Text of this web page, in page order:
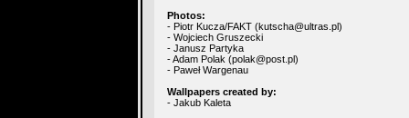
Photos:
- Piotr Kucza/FAKT (kutscha@ultras.pl)
- Wojciech Gruszecki
- Janusz Partyka
- Adam Polak (polak@post.pl)
- Paweł Wargenau
Wallpapers created by:
- Jakub Kaleta